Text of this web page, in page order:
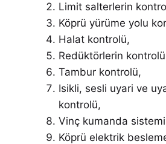
Limit salterlerin
Köprü yürüme yolu
Halat kontrolü,
Redüktörlerin
Tambur kontrolü,
Isikli, sesli uyari ve
kontrolü,
Vinç kumanda
Köprü elektrik